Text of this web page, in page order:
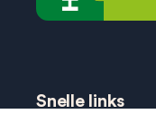
Snelle links